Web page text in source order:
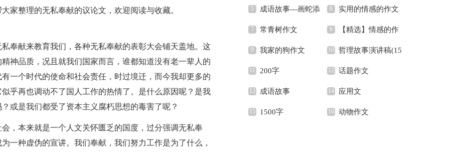
家整理的无私奉献的议论文，欢迎阅读与收藏。
奉献来教育我们，各种无私奉献的表彰大会铺天盖地。这
神品质，况且就我们国家而言，谁都知道没有老一辈人的
一个时代的使命和社会责任，时过境迁，而今我却更多的
乎再也调动不了国人工作的热情了。是什么原因呢？是我
或是我们都受了资本主义腐朽思想的毒害了呢？
，本来就是一个人文关怀匮乏的国度，过分强调无私奉
一种虚伪的宣讲。我们奉献，我们努力工作是为了什么，
后感 500字4篇
成语故事---画蛇添
足
实用的情感的作文
汇总9篇
常青树作文 【精选】情感的作
文集合五篇
我家的狗作文 哲理故事演讲稿(15
篇)
200字 话题作文
成语故事 应用文
1500字 动物作文